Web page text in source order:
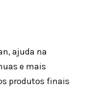
ajuda na
e mais
produtos finais